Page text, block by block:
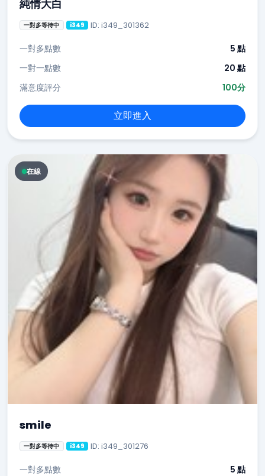
純情大白
一對多等待中 i349 ID: i349_301362
一對多點數
5 點
一對一點數
20 點
滿意度評分
100分
立即進入
在線
smile
一對多等待中 i349 ID: i349_301276
一對多點數
5 點